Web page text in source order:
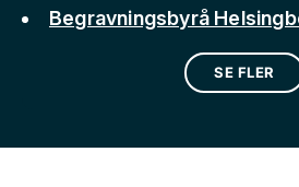
Begravningsbyrå
SE FLER